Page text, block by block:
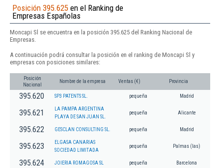
Posición 395.625 en el Ranking de
Empresas Españolas
Moncapi Sl se encuentra en la posición 395.625 del Ranking Nacional de
Empresas.
A continuación podrá consultar la posición en el ranking de Moncapi Sl y
empresas con posiciones similares:
Posición
Nacional
Nombre de la empresa Ventas (€) Provincia
395.620 SP3 PATENTS SL. pequeña Madrid
395.621
LA PAMPA ARGENTINA
PLAYA DE SAN JUAN SL.
pequeña Alicante
395.622 GESCLAN CONSULTING SL. pequeña Madrid
395.623
ELGASA CANARIAS
SOCIEDAD LIMITADA
pequeña Palmas (las)
395.624 JOIERIA ROMAGOSA SL pequeña Barcelona